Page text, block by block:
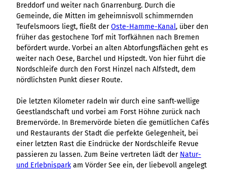
Breddorf und weiter nach Gnarrenburg. Durch die
Gemeinde, die Mitten im geheimnisvoll schimmernden
Teufelsmoors liegt, fließt derOste-Hamme-Kanal, über den
früher das gestochene Torf mit Torfkähnen nach Bremen
befördert wurde. Vorbei an alten Abtorfungsflächen geht es
weiter nach Oese, Barchel und Hipstedt. Von hier führt die
Nordschleife durch den Forst Hinzel nach Alfstedt, dem
nördlichsten Punkt dieser Route.
Die letzten Kilometer radeln wir durch eine sanft-wellige
Geestlandschaft und vorbei am Forst Höhne zurück nach
Bremervörde. In Bremervörde bieten die gemütlichen Cafés
und Restaurants der Stadt die perfekte Gelegenheit, bei
einer letzten Rast die Eindrücke der Nordschleife Revue
passieren zu lassen. Zum Beine vertreten lädt der Natur-
und Erlebnispark am Vörder See ein, der liebevoll angelegt